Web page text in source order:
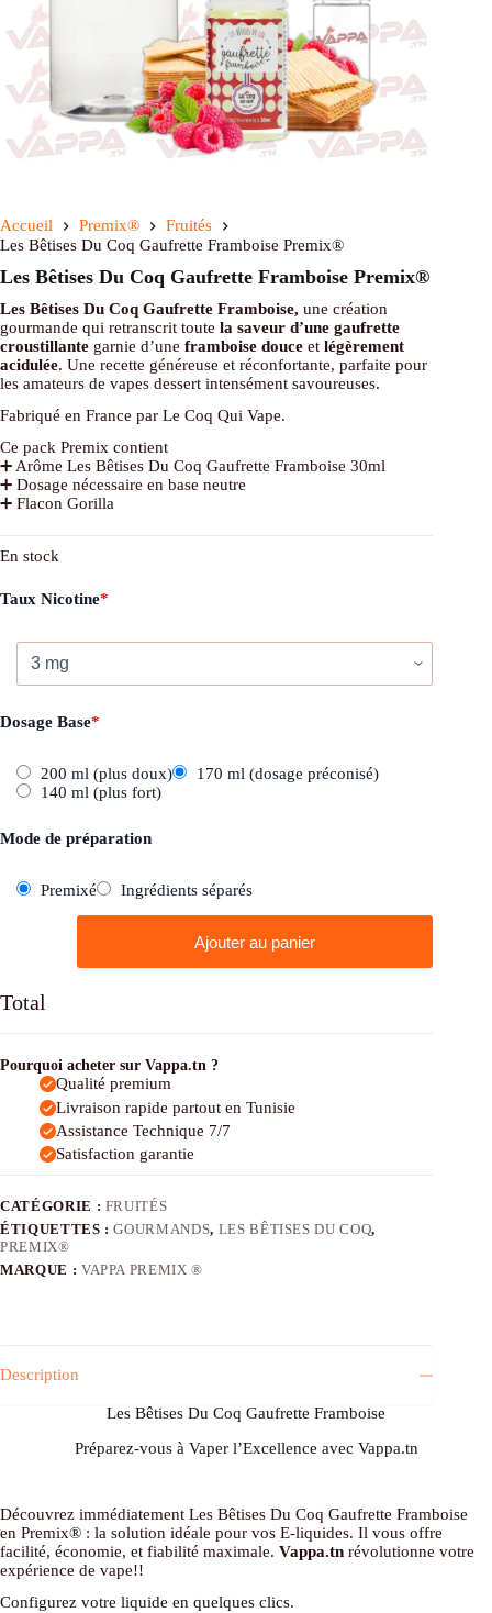
Accueil Premix®
Fruités
Les Bêtises Du Coq Gaufrette Framboise Premix®
Les Bêtises Du Coq Gaufrette Framboise Premix®
Les Bêtises Du Coq Gaufrette Framboise, une création
gourmande qui retranscrit toute la saveur d’une gaufrette
croustillante garnie d’une framboise douce et légèrement
acidulée. Une recette généreuse et réconfortante, parfaite pour
les amateurs de vapes dessert intensément savoureuses.
Fabriqué en France par Le Coq Qui Vape.
Ce pack Premix contient
➕ Arôme Les Bêtises Du Coq Gaufrette Framboise 30ml
➕ Dosage nécessaire en base neutre
➕ Flacon Gorilla
En stock
Taux Nicotine*
Dosage Base*
200 ml (plus doux)
170 ml (dosage préconisé)
140 ml (plus fort)
Mode de préparation
Premixé
Ingrédients séparés
Du
Premix®
Ajouter au panier
Total
Pourquoi acheter sur Vappa.tn ?
Qualité premium
Livraison rapide partout en Tunisie
Assistance Technique 7/7
Satisfaction garantie
CATÉGORIE : FRUITÉS
ÉTIQUETTES :GOURMANDS, LES BÊTISES DU COQ,
PREMIX®
MARQUE : VAPPA PREMIX ®
Description
Les Bêtises Du Coq Gaufrette Framboise
Préparez-vous à Vaper l’Excellence avec Vappa.tn
Découvrez immédiatement Les Bêtises Du Coq Gaufrette Framboise
en Premix® : la solution idéale pour vos E-liquides. Il vous offre
facilité, économie, et fiabilité maximale. Vappa.tn révolutionne votre
expérience de vape!!
Configurez votre liquide en quelques clics.